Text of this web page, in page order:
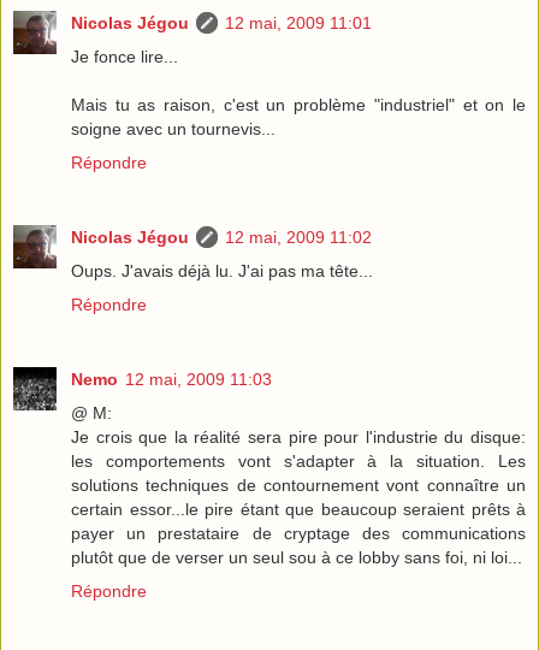
Nicolas Jégou
12 mai, 2009 11:01
Je fonce lire...
Mais tu as raison, c'est un problème "industriel" et on le
soigne avec un tournevis...
Répondre
Nicolas Jégou
12 mai, 2009 11:02
Oups. J'avais déjà lu. J'ai pas ma tête...
Répondre
Nemo 12 mai, 2009 11:03
@ M:
Je crois que la réalité sera pire pour l'industrie du disque:
les comportements vont s'adapter à la situation. Les
solutions techniques de contournement vont connaître un
certain essor...le pire étant que beaucoup seraient prêts à
payer un prestataire de cryptage des communications
plutôt que de verser un seul sou à ce lobby sans foi, ni loi...
Répondre